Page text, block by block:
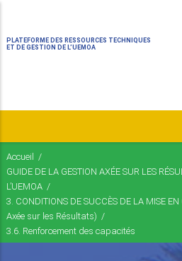
PLATEFORME DES RESSOURCES TECHNIQUES
ET DE GESTION DE L’UEMOA
Fil
d'Ariane
Accueil
/
GUIDE DE LA GESTION AXÉE SUR LES
L’UEMOA /
3. CONDITIONS DE SUCCÈS DE LA MISE
Axée sur les Résultats) /
3.6. Renforcement des capacités